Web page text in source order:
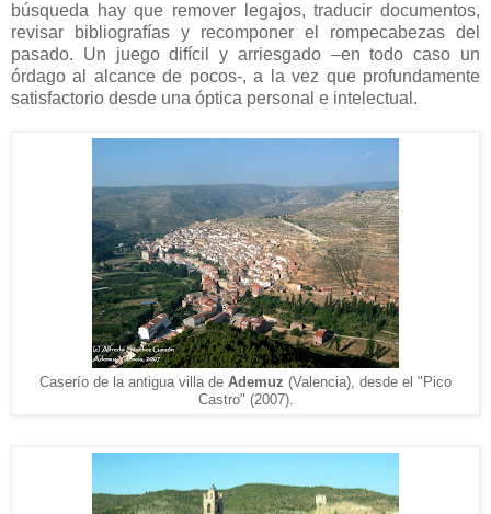
búsqueda hay que remover legajos, traducir documentos,
revisar bibliografías y recomponer el rompecabezas del
pasado. Un juego difícil y arriesgado –en todo caso un
órdago al alcance de pocos-, a la vez que profundamente
satisfactorio desde una óptica personal e intelectual.
Caserío de la antigua villa de Ademuz (Valencia), desde el "Pico
Castro" (2007).